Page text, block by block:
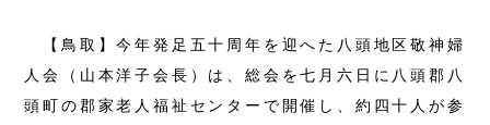
【鳥取】今年発足五十周年を迎へた八頭地区敬神婦
人会（山本洋子会長）は、総会を七月六日に八頭郡八
頭町の郡家老人福祉センターで開催し、約四十人が参